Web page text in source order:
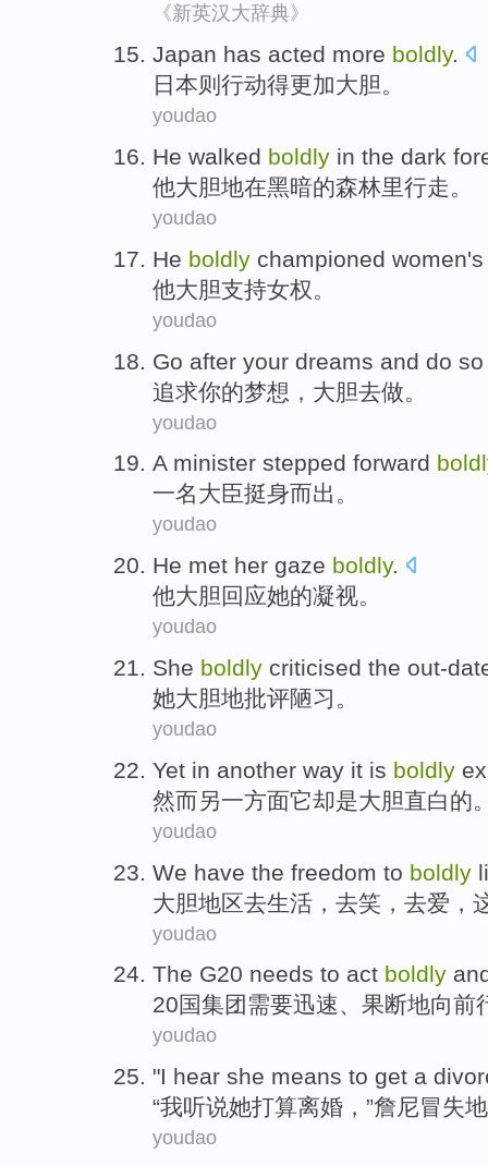
《新英汉大辞典》
Japan has acted more boldly.
日本则 行动得更加大胆。
youdao
He walked boldly in the dark
他大胆地在黑暗的森林里行走。
youdao
He boldly championed
他大胆支持女权。
youdao
Go after your dreams and do so
追求你的梦想 ， 大胆去做 。
youdao
A minister stepped forward
一名大臣挺身而出 。
youdao
He met her gaze boldly.
他大胆回应她的凝视。
youdao
She boldly criticised the out-
她大胆地批评陋习 。
youdao
Yet in another way it is boldly
然而另一方面它却是大胆直白的
youdao
We have the freedom to boldly
大胆地区去生活 ， 去笑 ， 去爱 ，
youdao
The G20 needs to act boldly
20国集团需要迅速、 果断地向前
youdao
"I hear she means to get a
“我听说她打算离婚 ，”詹尼冒失地
youdao